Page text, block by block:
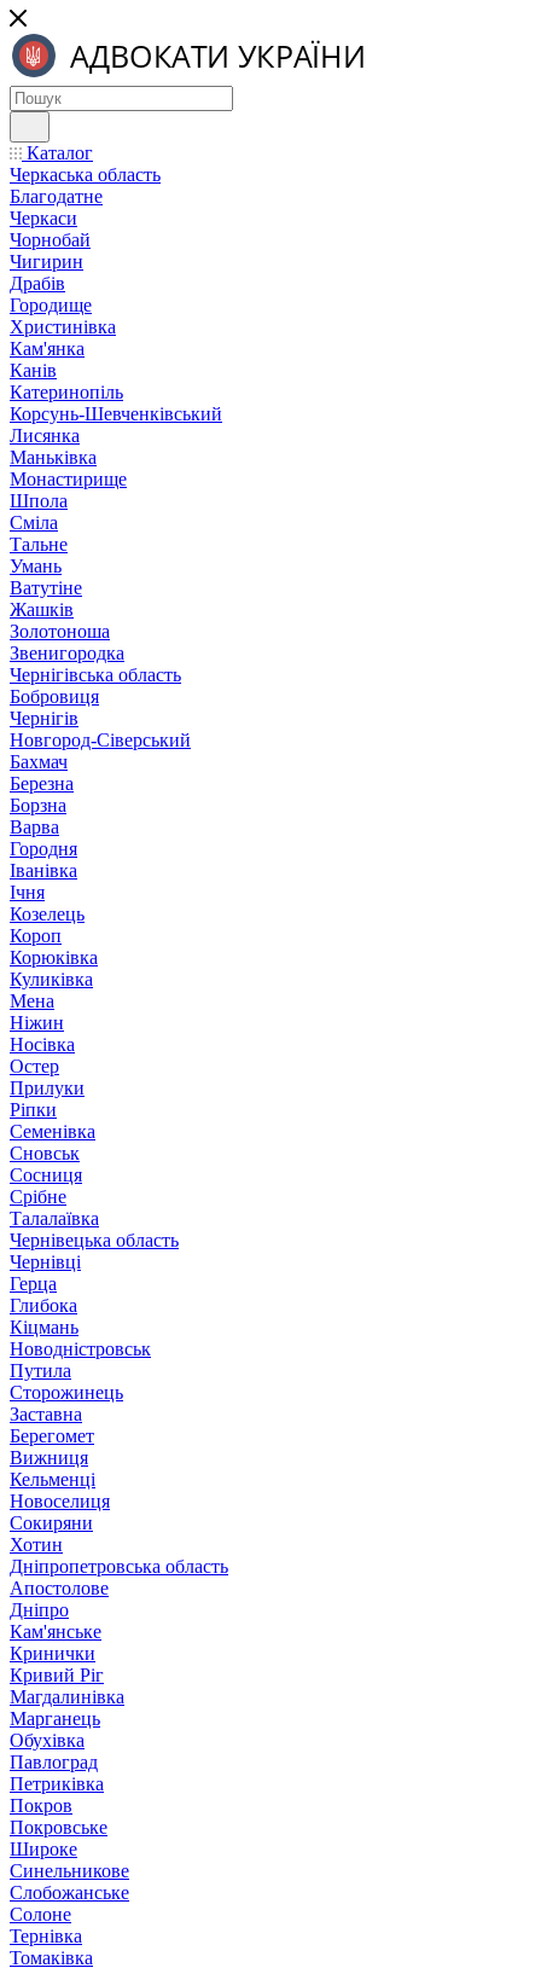
Каталог
Черкаська область
Благодатне
Черкаси
Чорнобай
Чигирин
Драбів
Городище
Христинівка
Кам'янка
Канів
Катеринопіль
Корсунь-Шевченківський
Лисянка
Маньківка
Монастирище
Шпола
Сміла
Тальне
Умань
Ватутіне
Жашків
Золотоноша
Звенигородка
Чернігівська область
Бобровиця
Чернігів
Новгород-Сіверський
Бахмач
Березна
Борзна
Варва
Городня
Іванівка
Ічня
Козелець
Короп
Корюківка
Куликівка
Мена
Ніжин
Носівка
Остер
Прилуки
Ріпки
Семенівка
Сновськ
Сосниця
Срібне
Талалаївка
Чернівецька область
Чернівці
Герца
Глибока
Кіцмань
Новодністровськ
Путила
Сторожинець
Заставна
Берегомет
Вижниця
Кельменці
Новоселиця
Сокиряни
Хотин
Дніпропетровська область
Апостолове
Дніпро
Кам'янське
Кринички
Кривий Ріг
Магдалинівка
Марганець
Обухівка
Павлоград
Петриківка
Покров
Покровське
Широке
Синельникове
Слобожанське
Солоне
Тернівка
Томаківка